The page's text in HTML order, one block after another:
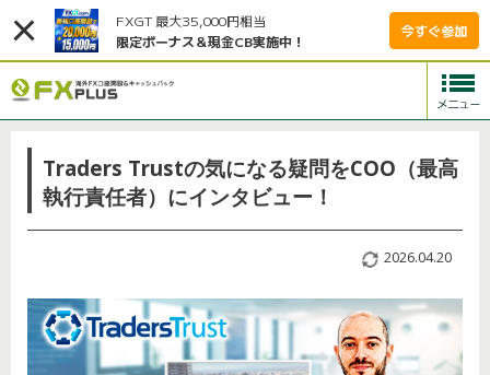
FXGT 最大35,000円相当
限定ボーナス＆現金CB実施中！
今すぐ参加
Traders Trustの気になる疑問をCOO（最高
執行責任者）にインタビュー！
2026.04.20